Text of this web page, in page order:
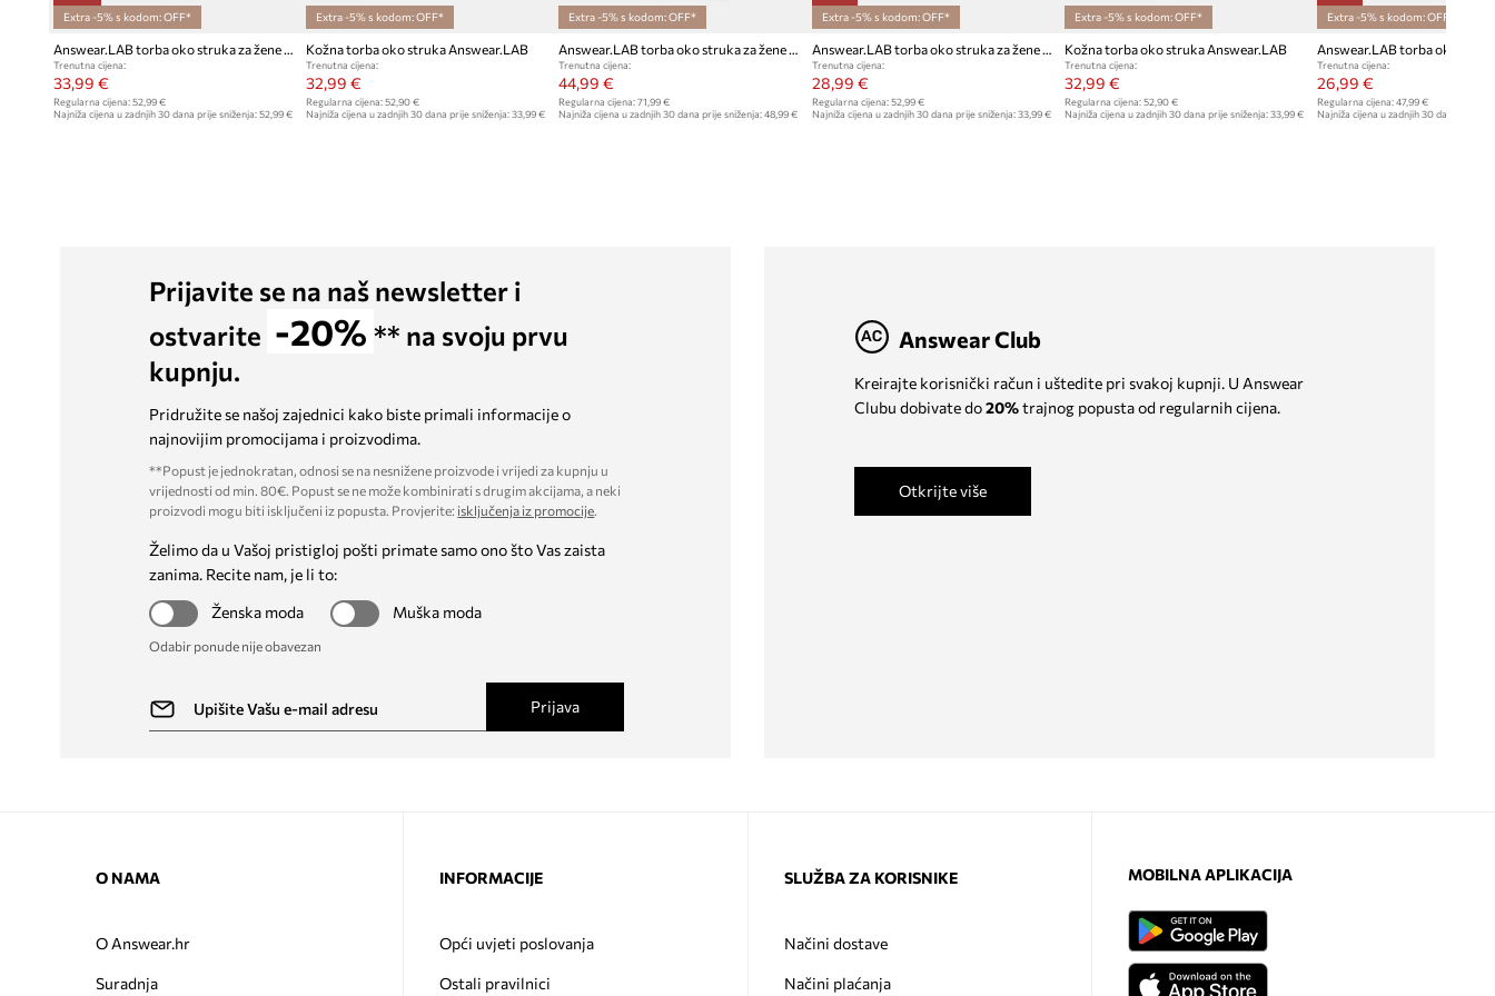
Extra -5% s kodom: OFF*
Trenutna cijena:
33,99 €
Regularna cijena: 52,99 €
Najniža cijena u zadnjih 30 dana prije sniženja: 52,99 €
Extra -5% s kodom: OFF*
Kožna torba oko struka Answear.LAB
Trenutna cijena:
32,99 €
Regularna cijena:52,90 €
Najniža cijena u zadnjih 30 dana prije sniženja:33,99 €
Extra -5% s kodom: OFF*
Trenutna cijena:
44,99 €
Regularna cijena: 71,99 €
Najniža cijena u zadnjih 30 dana prije sniženja: 48,99 €
Extra -5% s kodom: OFF*
Trenutna cijena:
28,99 €
Regularna cijena: 52,99 €
Najniža cijena u zadnjih 30 dana prije sniženja: 33,99 €
Extra -5% s kodom: OFF*
Kožna torba oko struka Answear.LAB
Trenutna cijena:
32,99 €
Regularna cijena:52,90 €
Najniža cijena u zadnjih 30 dana prije sniženja:33,99 €
Extra -5% s kodom: OFF*
Trenutna cijena:
26,99 €
Regularna cijena: 47,99 €
Najniža cijena u zadnjih 30 dana prije
Prijavite se na naš newsletter i
ostvarite -20% ** na svoju prvu
kupnju.
Pridružite se našoj zajednici kako biste primali informacije o
najnovijim promocijama i proizvodima.
**Popust je jednokratan, odnosi se na nesnižene proizvode i vrijedi za kupnju u
vrijednosti od min. 80€. Popust se ne može kombinirati s drugim akcijama, a neki
proizvodi mogu biti isključeni iz popusta. Provjerite: isključenja iz promocije.
Želimo da u Vašoj pristigloj pošti primate samo ono što Vas zaista
zanima. Recite nam, je li to:
Ženska moda
Muška moda
Odabir ponude nije obavezan
Prijava
Answear Club
Kreirajte korisnički račun i uštedite pri svakoj kupnji. U Answear
Clubu dobivate do20%trajnog popusta od regularnih cijena.
Otkrijte više
O NAMA
O Answear.hr
Suradnja
INFORMACIJE
Opći uvjeti poslovanja
Ostali pravilnici
SLUŽBA ZA KORISNIKE
Načini dostave
Načini plaćanja
MOBILNA APLIKACIJA